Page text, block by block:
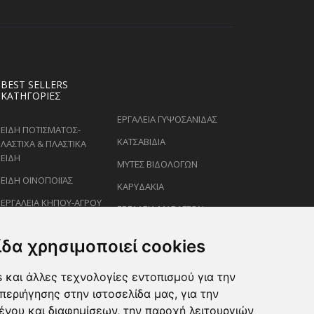
χρησιμοποιεί cookies
άλλες τεχνολογίες εντοπισμού για την
στην ιστοσελίδα μας, για την
και διαφημίσεων, την παροχή λειτουργιών
BEST SELLERS
ΚΑΤΗΓΟΡΊΕΣ
ΕΙΔΗ ΠΟΤΙΣΜΑΤΟΣ-
ΛΑΣΤΙΧΑ & ΠΛΑΣΤΙΚΑ
ΕΙΔΗ
ΕΙΔΗ ΟΙΝΟΠΟΙΪΑΣ
ΕΡΓΑΛΕΙΑ ΚΗΠΟΥ-ΑΓΡΟΥ
ΡΑΝΤΙΣΜΑΤΟΣ
ΨΑΛΙΔΙΑ ΚΛΑΔΕΜΑΤΟΣ
ΕΡΓΑΛΕΙΑ ΓΥΨΟΣΑΝΙΔΑΣ
ΚΑΤΣΑΒΙΔΙΑ
ΜΥΤΕΣ ΒΙΔΟΛΟΓΩΝ
ΚΑΡΥΔΑΚΙΑ
ΕΡΓΑΛΕΙΑ ΜΑΡΑΓΓΩΝ